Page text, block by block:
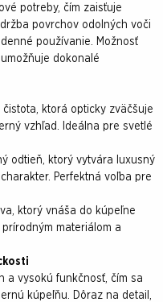
potreby, čím zaisťuje
povrchov odolných voči
používanie. Možnosť
dokonalé
ktorá opticky zväčšuje
vzhľad. Ideálna pre svetlé
odtieň, ktorý vytvára luxusný
Perfektná voľba pre
ktorý vnáša do kúpeľne
materiálom a
a vysokú funkčnosť, čím sa
kúpeľňu. Dôraz na detail,